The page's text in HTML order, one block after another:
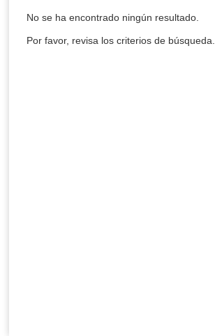
No se ha encontrado ningún resultado.
Por favor, revisa los criterios de búsqueda.